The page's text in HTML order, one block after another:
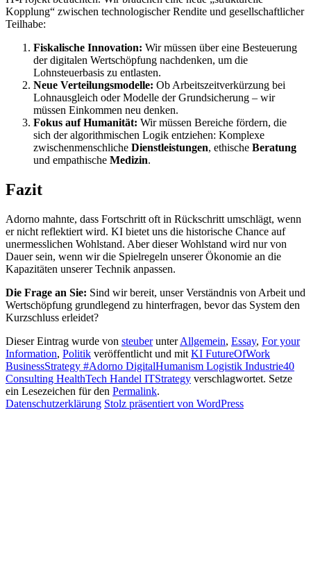
Kopplung“ zwischen technologischer Rendite und gesellschaftlicher
Teilhabe:
Fiskalische Innovation: Wir müssen über eine Besteuerung
der digitalen Wertschöpfung nachdenken, um die
Lohnsteuerbasis zu entlasten.
Neue Verteilungsmodelle: Ob Arbeitszeitverkürzung bei
Lohnausgleich oder Modelle der Grundsicherung – wir
müssen Einkommen neu denken.
Fokus auf Humanität: Wir müssen Bereiche fördern, die
sich der algorithmischen Logik entziehen: Komplexe
zwischenmenschliche Dienstleistungen, ethische Beratung
und empathische Medizin.
​Fazit
​Adorno mahnte, dass Fortschritt oft in Rückschritt umschlägt, wenn
er nicht reflektiert wird. KI bietet uns die historische Chance auf
unermesslichen Wohlstand. Aber dieser Wohlstand wird nur von
Dauer sein, wenn wir die Spielregeln unserer Ökonomie an die
Kapazitäten unserer Technik anpassen.
Die Frage an Sie: Sind wir bereit, unser Verständnis von Arbeit und
Wertschöpfung grundlegend zu hinterfragen, bevor das System den
Kurzschluss erleidet?
Dieser Eintrag wurde von steuberunterAllgemein, Essay, For your
Information, Politik veröffentlicht und mit KI FutureOfWork
BusinessStrategy #Adorno DigitalHumanism Logistik Industrie40
Consulting HealthTech Handel ITStrategy verschlagwortet. Setze
ein Lesezeichen für den Permalink.
Datenschutzerklärung Stolz präsentiert von WordPress